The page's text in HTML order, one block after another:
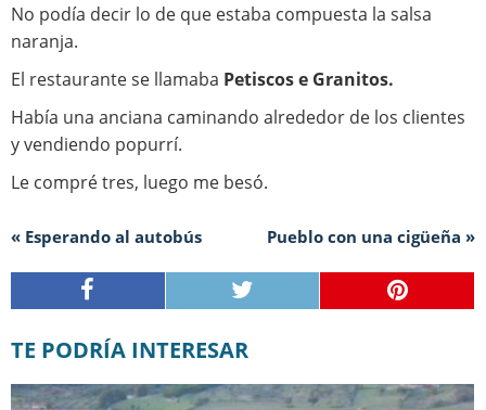
No podía decir lo de que estaba compuesta la salsa
naranja.
El restaurante se llamaba Petiscos e Granitos.
Había una anciana caminando alrededor de los clientes
y vendiendo popurrí.
Le compré tres, luego me besó.
« Esperando al autobús Pueblo con una cigüeña »
TE PODRÍA INTERESAR